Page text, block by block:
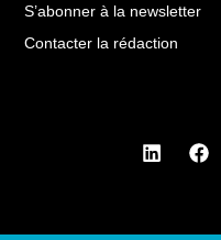
S’abonner à la newsletter
Contacter la rédaction